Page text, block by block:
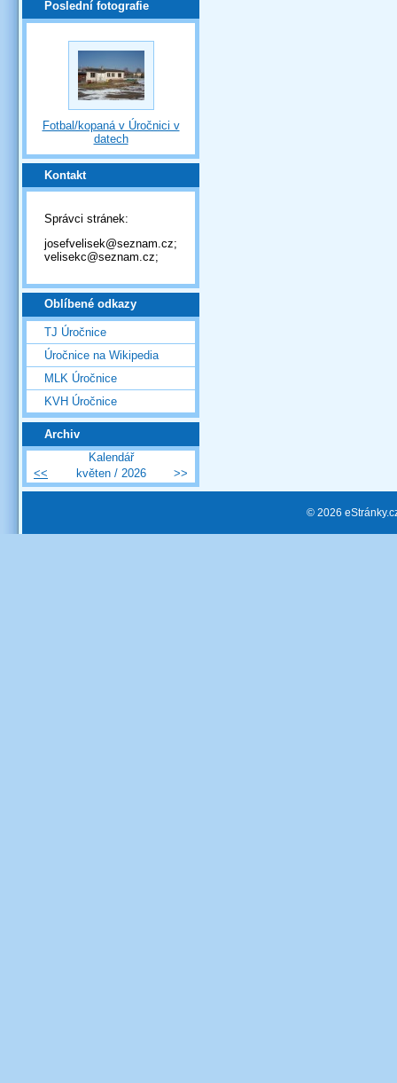
Poslední fotografie
Fotbal/kopaná v Úročnici v
datech
Kontakt
Správci stránek:
josefvelisek@seznam.cz;
velisekc@seznam.cz;
Oblíbené odkazy
TJ Úročnice
Úročnice na Wikipedia
MLK Úročnice
KVH Úročnice
Archiv
Kalendář
<<
květen / 2026 >>
© 2026